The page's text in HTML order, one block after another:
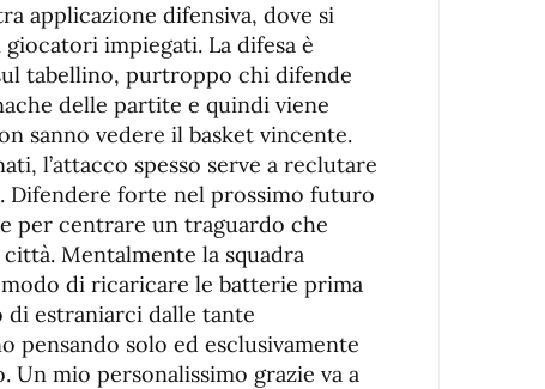
applicazione difensiva, dove si
impiegati. La difesa è
tabellino, purtroppo chi difende
delle partite e quindi viene
sanno vedere il basket vincente.
l’attacco spesso serve a reclutare
Difendere forte nel prossimo futuro
per centrare un traguardo che
Mentalmente la squadra
di ricaricare le batterie prima
di estraniarci dalle tante
pensando solo ed esclusivamente
Un mio personalissimo grazie va a